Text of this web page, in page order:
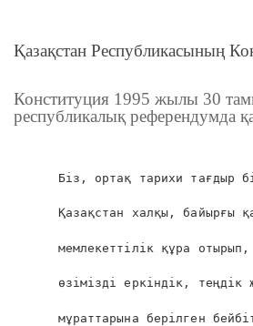
Қазақстан Республикасының
Конституция 1995 жылы 30
республикалық референдумда
Бiз, ортақ тарихи тағдыр
Қазақстан халқы, байырғы
мемлекеттiлiк құра отырып,
өзiмiздi еркiндiк, теңдiк
мұраттарына берiлген